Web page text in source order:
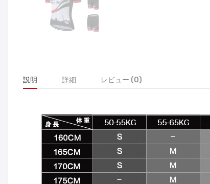
説明 詳細 レビュー (0)